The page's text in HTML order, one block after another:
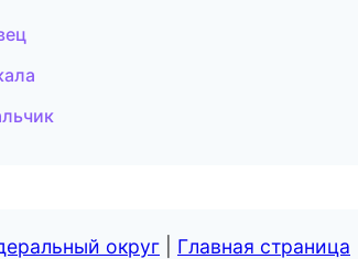
округ Главная страница